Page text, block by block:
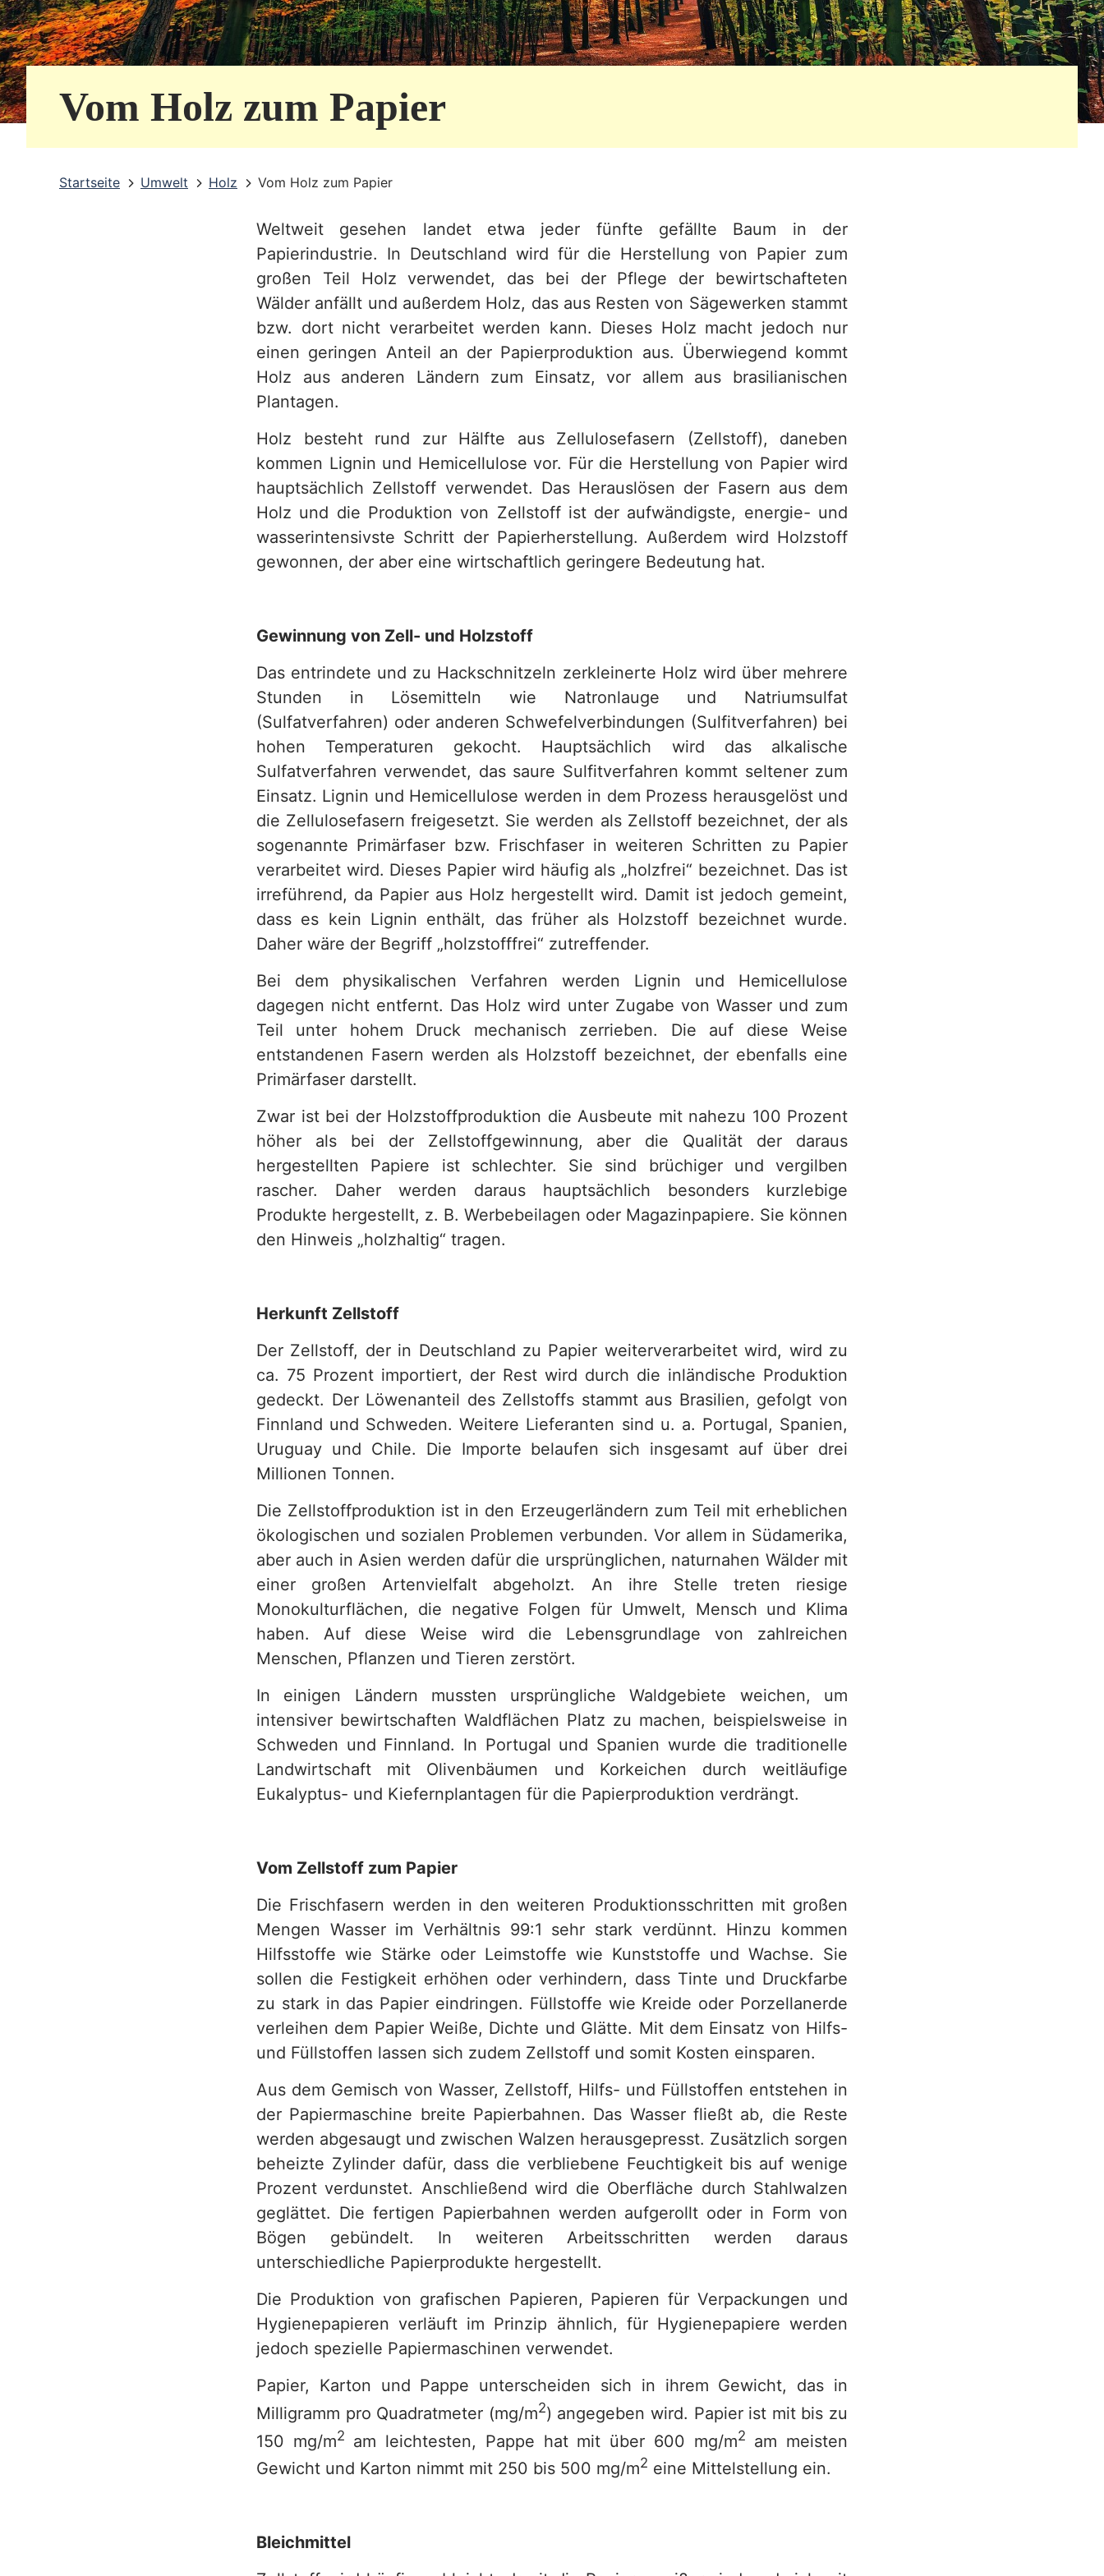
Vom Holz zum Papier
Startseite Umwelt Holz Vom Holz zum Papier
Weltweit gesehen landet etwa jeder fünfte gefällte Baum in der
Papierindustrie. In Deutschland wird für die Herstellung von Papier zum
großen Teil Holz verwendet, das bei der Pflege der bewirtschafteten
Wälder anfällt und außerdem Holz, das aus Resten von Sägewerken stammt
bzw. dort nicht verarbeitet werden kann. Dieses Holz macht jedoch nur
einen geringen Anteil an der Papierproduktion aus. Überwiegend kommt
Holz aus anderen Ländern zum Einsatz, vor allem aus brasilianischen
Plantagen.
Holz besteht rund zur Hälfte aus Zellulosefasern (Zellstoff), daneben
kommen Lignin und Hemicellulose vor. Für die Herstellung von Papier wird
hauptsächlich Zellstoff verwendet. Das Herauslösen der Fasern aus dem
Holz und die Produktion von Zellstoff ist der aufwändigste, energie- und
wasserintensivste Schritt der Papierherstellung. Außerdem wird Holzstoff
gewonnen, der aber eine wirtschaftlich geringere Bedeutung hat.
Gewinnung von Zell- und Holzstoff
Das entrindete und zu Hackschnitzeln zerkleinerte Holz wird über mehrere
Stunden in Lösemitteln wie Natronlauge und Natriumsulfat
(Sulfatverfahren) oder anderen Schwefelverbindungen (Sulfitverfahren) bei
hohen Temperaturen gekocht. Hauptsächlich wird das alkalische
Sulfatverfahren verwendet, das saure Sulfitverfahren kommt seltener zum
Einsatz. Lignin und Hemicellulose werden in dem Prozess herausgelöst und
die Zellulosefasern freigesetzt. Sie werden als Zellstoff bezeichnet, der als
sogenannte Primärfaser bzw. Frischfaser in weiteren Schritten zu Papier
verarbeitet wird. Dieses Papier wird häufig als „holzfrei“ bezeichnet. Das ist
irreführend, da Papier aus Holz hergestellt wird. Damit ist jedoch gemeint,
dass es kein Lignin enthält, das früher als Holzstoff bezeichnet wurde.
Daher wäre der Begriff „holzstofffrei“ zutreffender.
Bei dem physikalischen Verfahren werden Lignin und Hemicellulose
dagegen nicht entfernt. Das Holz wird unter Zugabe von Wasser und zum
Teil unter hohem Druck mechanisch zerrieben. Die auf diese Weise
entstandenen Fasern werden als Holzstoff bezeichnet, der ebenfalls eine
Primärfaser darstellt.
Zwar ist bei der Holzstoffproduktion die Ausbeute mit nahezu 100 Prozent
höher als bei der Zellstoffgewinnung, aber die Qualität der daraus
hergestellten Papiere ist schlechter. Sie sind brüchiger und vergilben
rascher. Daher werden daraus hauptsächlich besonders kurzlebige
Produkte hergestellt, z. B. Werbebeilagen oder Magazinpapiere. Sie können
den Hinweis „holzhaltig“ tragen.
Herkunft Zellstoff
Der Zellstoff, der in Deutschland zu Papier weiterverarbeitet wird, wird zu
ca. 75 Prozent importiert, der Rest wird durch die inländische Produktion
gedeckt. Der Löwenanteil des Zellstoffs stammt aus Brasilien, gefolgt von
Finnland und Schweden. Weitere Lieferanten sind u. a. Portugal, Spanien,
Uruguay und Chile. Die Importe belaufen sich insgesamt auf über drei
Millionen Tonnen.
Die Zellstoffproduktion ist in den Erzeugerländern zum Teil mit erheblichen
ökologischen und sozialen Problemen verbunden. Vor allem in Südamerika,
aber auch in Asien werden dafür die ursprünglichen, naturnahen Wälder mit
einer großen Artenvielfalt abgeholzt. An ihre Stelle treten riesige
Monokulturflächen, die negative Folgen für Umwelt, Mensch und Klima
haben. Auf diese Weise wird die Lebensgrundlage von zahlreichen
Menschen, Pflanzen und Tieren zerstört.
In einigen Ländern mussten ursprüngliche Waldgebiete weichen, um
intensiver bewirtschaften Waldflächen Platz zu machen, beispielsweise in
Schweden und Finnland. In Portugal und Spanien wurde die traditionelle
Landwirtschaft mit Olivenbäumen und Korkeichen durch weitläufige
Eukalyptus- und Kiefernplantagen für die Papierproduktion verdrängt.
Vom Zellstoff zum Papier
Die Frischfasern werden in den weiteren Produktionsschritten mit großen
Mengen Wasser im Verhältnis 99:1 sehr stark verdünnt. Hinzu kommen
Hilfsstoffe wie Stärke oder Leimstoffe wie Kunststoffe und Wachse. Sie
sollen die Festigkeit erhöhen oder verhindern, dass Tinte und Druckfarbe
zu stark in das Papier eindringen. Füllstoffe wie Kreide oder Porzellanerde
verleihen dem Papier Weiße, Dichte und Glätte. Mit dem Einsatz von Hilfs-
und Füllstoffen lassen sich zudem Zellstoff und somit Kosten einsparen.
Aus dem Gemisch von Wasser, Zellstoff, Hilfs- und Füllstoffen entstehen in
der Papiermaschine breite Papierbahnen. Das Wasser fließt ab, die Reste
werden abgesaugt und zwischen Walzen herausgepresst. Zusätzlich sorgen
beheizte Zylinder dafür, dass die verbliebene Feuchtigkeit bis auf wenige
Prozent verdunstet. Anschließend wird die Oberfläche durch Stahlwalzen
geglättet. Die fertigen Papierbahnen werden aufgerollt oder in Form von
Bögen gebündelt. In weiteren Arbeitsschritten werden daraus
unterschiedliche Papierprodukte hergestellt.
Die Produktion von grafischen Papieren, Papieren für Verpackungen und
Hygienepapieren verläuft im Prinzip ähnlich, für Hygienepapiere werden
jedoch spezielle Papiermaschinen verwendet.
Papier, Karton und Pappe unterscheiden sich in ihrem Gewicht, das in
Milligramm pro Quadratmeter (mg/m2) angegeben wird. Papier ist mit bis zu
150 mg/m2 am leichtesten, Pappe hat mit über 600 mg/m2 am meisten
Gewicht und Karton nimmt mit 250 bis 500 mg/m2 eine Mittelstellung ein.
Bleichmittel
e
r
v
i